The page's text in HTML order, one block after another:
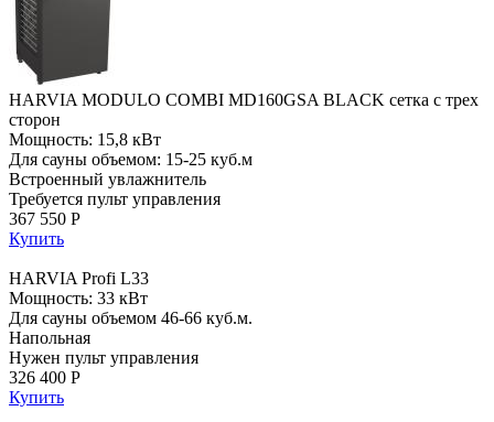
HARVIA MODULO COMBI MD160GSA BLACK сетка с трех
сторон
Мощность: 15,8 кВт
Для сауны объемом: 15-25 куб.м
Встроенный увлажнитель
Требуется пульт управления
367 550 Р
Купить
HARVIA Profi L33
Мощность: 33 кВт
Для сауны объемом 46-66 куб.м.
Напольная
Нужен пульт управления
326 400 Р
Купить